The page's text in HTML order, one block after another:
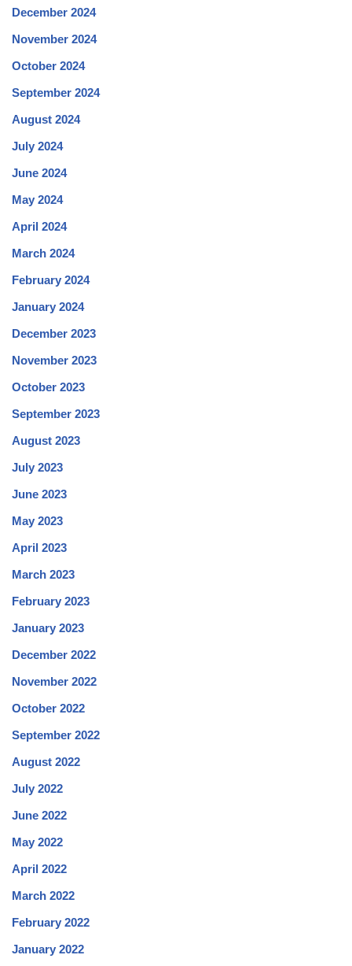
December 2024
November 2024
October 2024
September 2024
August 2024
July 2024
June 2024
May 2024
April 2024
March 2024
February 2024
January 2024
December 2023
November 2023
October 2023
September 2023
August 2023
July 2023
June 2023
May 2023
April 2023
March 2023
February 2023
January 2023
December 2022
November 2022
October 2022
September 2022
August 2022
July 2022
June 2022
May 2022
April 2022
March 2022
February 2022
January 2022